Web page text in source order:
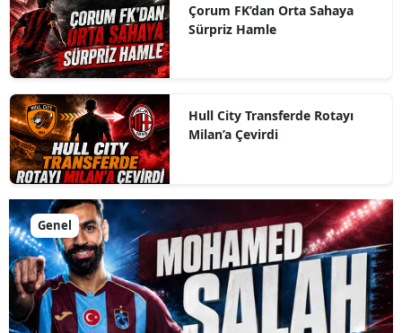
Çorum FK’dan Orta Sahaya
Sürpriz Hamle
Hull City Transferde Rotayı
Milan’a Çevirdi
Genel